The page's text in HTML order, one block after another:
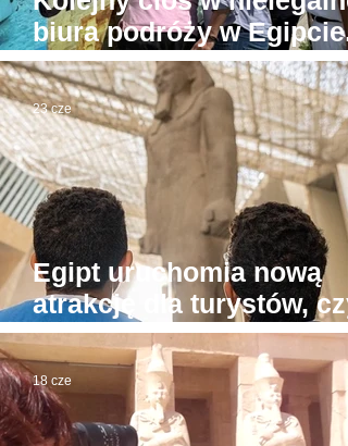
biura podróży w Egipcie.
Tu już prawdziwa wojna
Egipt uruchomia nową
atrakcję dla turystów,
"muzea przy plażach"
23 cze
18 cze